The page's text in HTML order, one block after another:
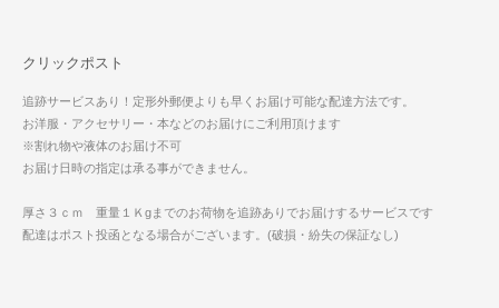
クリックポスト
追跡サービスあり！定形外郵便よりも早くお届け可能な配達方法です。
お洋服・アクセサリー・本などのお届けにご利用頂けます
※割れ物や液体のお届け不可
お届け日時の指定は承る事ができません。
厚さ３ｃｍ 重量１Ｋgまでのお荷物を追跡ありでお届けするサービスです
配達はポスト投函となる場合がございます。(破損・紛失の保証なし)